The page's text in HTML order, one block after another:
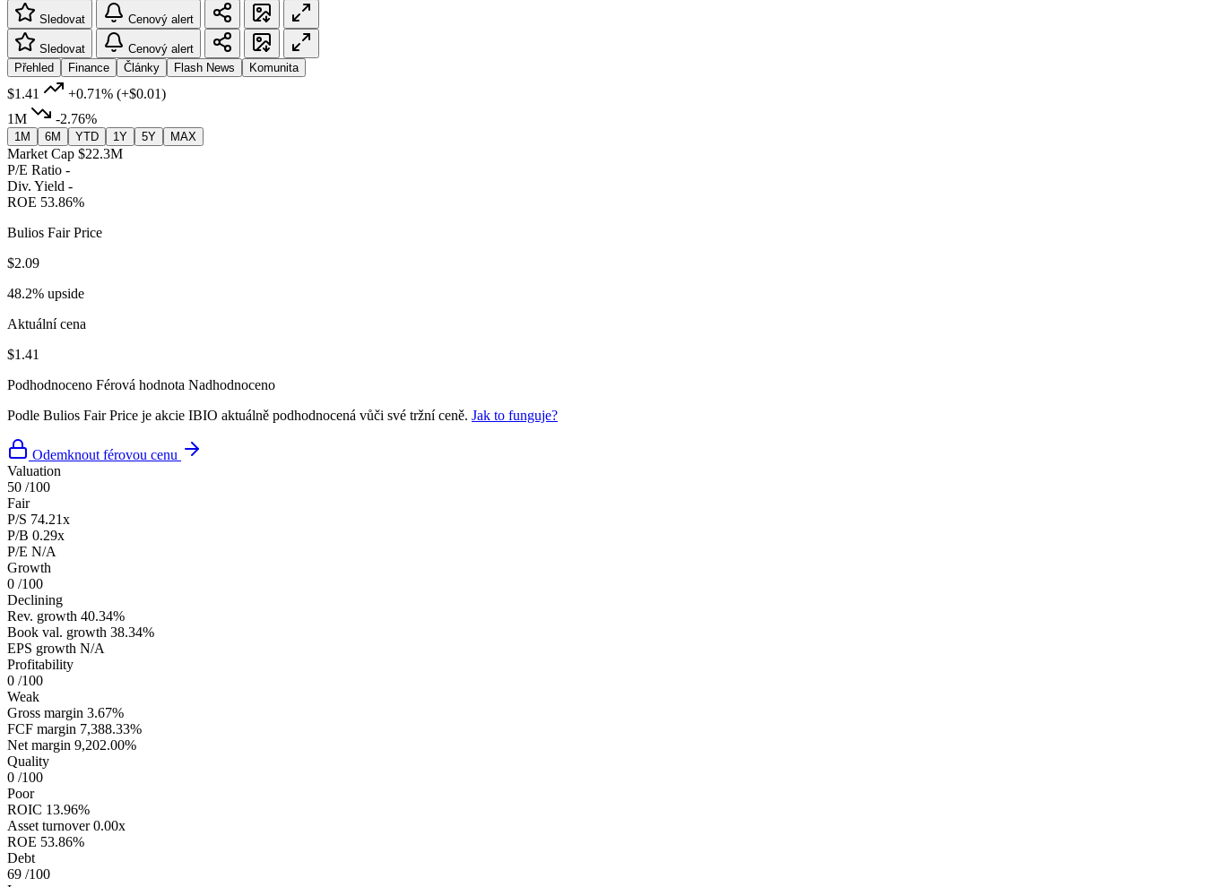
Sledovat Cenový alert
Sledovat
Cenový alert
Přehled
Finance Články Flash News Komunita
$1.41 +0.71% (+$0.01)
1M
-2.76%
1M 6M YTD 1Y 5Y MAX
Market Cap $22.3M
P/E Ratio -
Div. Yield -
ROE 53.86%
Bulios Fair Price
$2.09
48.2% upside
Aktuální cena
$1.41
Podhodnoceno Férová hodnota Nadhodnoceno
Podle Bulios Fair Price je akcie IBIO aktuálně podhodnocená vůči své tržní ceně. Jak to funguje?
Odemknout férovou cenu
Valuation
50 /100
Fair
P/S 74.21x
P/B 0.29x
P/E N/A
Growth
0 /100
Declining
Rev. growth 40.34%
Book val. growth 38.34%
EPS growth N/A
Profitability
0 /100
Weak
Gross margin 3.67%
FCF margin 7,388.33%
Net margin 9,202.00%
Quality
0 /100
Poor
ROIC 13.96%
Asset turnover 0.00x
ROE 53.86%
Debt
69 /100